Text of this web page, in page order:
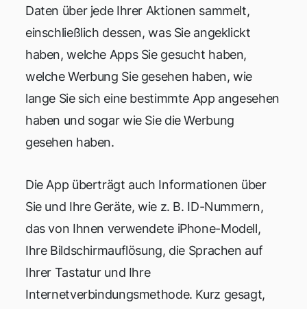
Daten über jede Ihrer Aktionen sammelt,
einschließlich dessen, was Sie angeklickt
haben, welche Apps Sie gesucht haben,
welche Werbung Sie gesehen haben, wie
lange Sie sich eine bestimmte App angesehen
haben und sogar wie Sie die Werbung
gesehen haben.
Die App überträgt auch Informationen über
Sie und Ihre Geräte, wie z. B. ID-Nummern,
das von Ihnen verwendete iPhone-Modell,
Ihre Bildschirmauflösung, die Sprachen auf
Ihrer Tastatur und Ihre
Internetverbindungsmethode. Kurz gesagt,